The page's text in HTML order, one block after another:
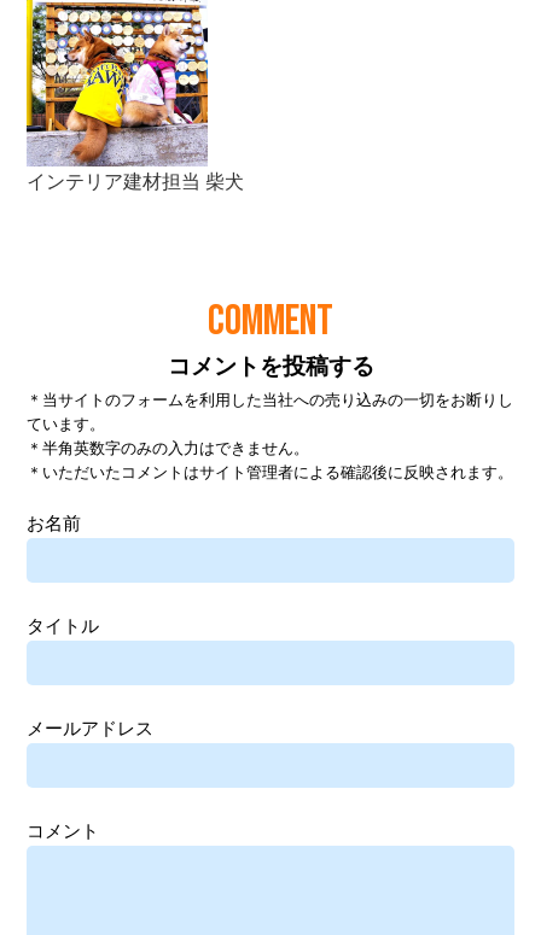
COMMENT
コメントを投稿する
＊当サイトのフォームを利用した当社への売り込みの一切をお断りし
ています。
＊半角英数字のみの入力はできません。
＊いただいたコメントはサイト管理者による確認後に反映されます。
お名前
タイトル
メールアドレス
コメント